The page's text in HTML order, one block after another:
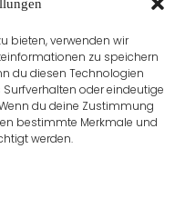
bieten, verwenden wir
zu speichern
du diesen Technologien
oder eindeutige
du deine Zustimmung
bestimmte Merkmale und
werden.
KONTAKT
(EU)